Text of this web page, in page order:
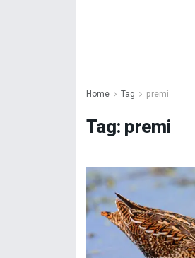
Home Tag premi
Tag:premi